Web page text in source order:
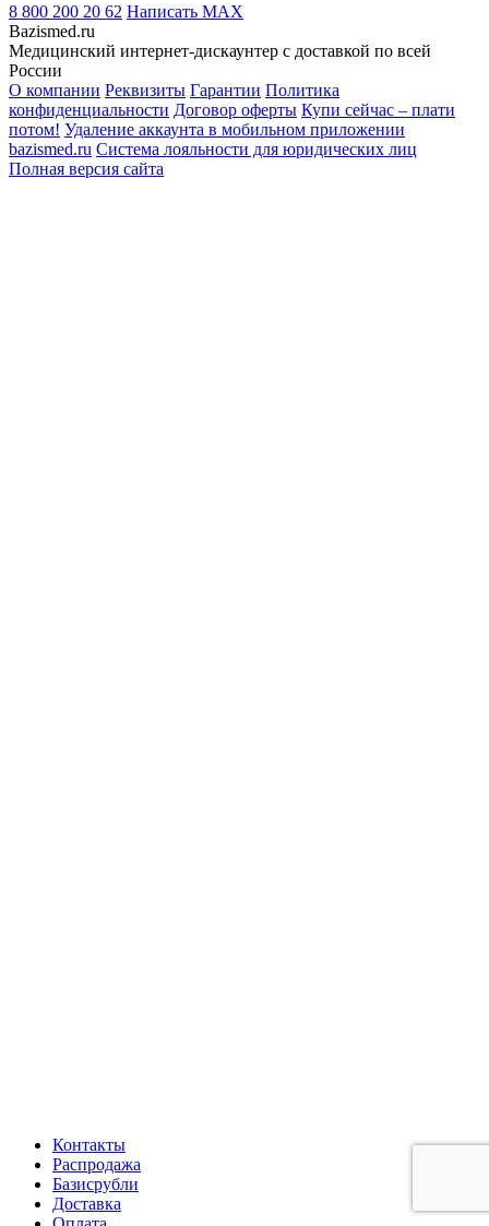
8 800 200 20 62 Написать MAX
Bazismed.ru
Медицинский интернет-дискаунтер с доставкой по всей
России
О компании Реквизиты Гарантии Политика
конфиденциальности Договор оферты Купи сейчас – плати
потом! Удаление аккаунта в мобильном приложении
bazismed.ru Система лояльности для юридических лиц
Полная версия сайта
Контакты
Распродажа
Базисрубли
Доставка